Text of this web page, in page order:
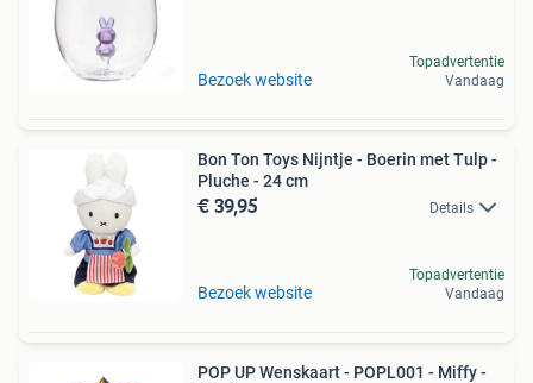
Bezoek website
Topadvertentie
Vandaag
Bon Ton Toys Nijntje - Boerin met Tulp -
Pluche - 24 cm
€ 39,95 Details
Bezoek website
Topadvertentie
Vandaag
POP UP Wenskaart - POPL001 - Miffy -